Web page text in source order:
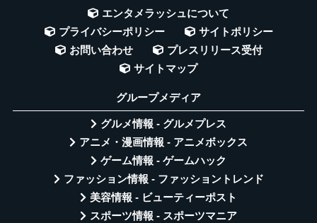
エンタメラッシュについて
プライバシーポリシー
サイトポリシー
お問い合わせ
プレスリリース受付
サイトマップ
グループメディア
グルメ情報 - グルメプレス
アニメ・漫画情報 - アニメボックス
ゲーム情報 - ゲームハック
ファッション情報 - ファッショントレンド
美容情報 - ビューティーポスト
スポーツ情報 - スポーツマニア